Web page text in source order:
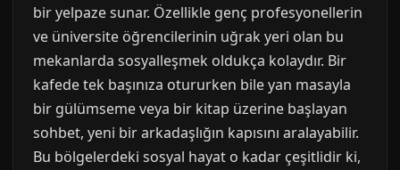
bir yelpaze sunar. Özellikle genç profesyonellerin
ve üniversite öğrencilerinin uğrak yeri olan bu
mekanlarda sosyalleşmek oldukça kolaydır. Bir
kafede tek başınıza otururken bile yan masayla
bir gülümseme veya bir kitap üzerine başlayan
sohbet, yeni bir arkadaşlığın kapısını aralayabilir.
Bu bölgelerdeki sosyal hayat o kadar çeşitlidir ki,